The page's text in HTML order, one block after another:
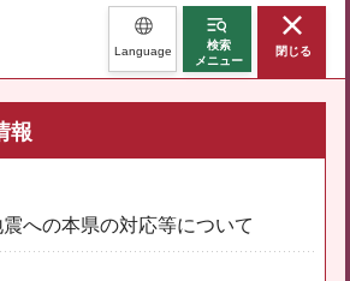
Language
検索
メニュー
閉じる
報
への本県の対応等について